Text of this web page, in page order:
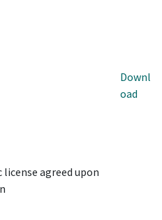
agreed upon
Downl
oad